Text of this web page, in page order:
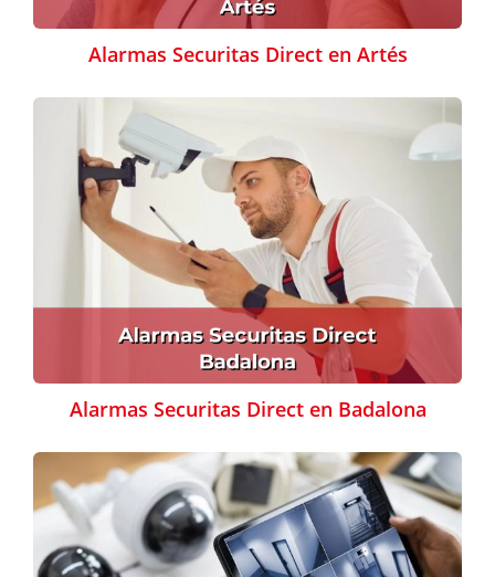
Alarmas Securitas Direct en Artés
Alarmas Securitas Direct en Badalona